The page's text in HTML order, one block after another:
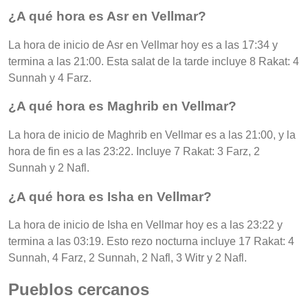
¿A qué hora es Asr en Vellmar?
La hora de inicio de Asr en Vellmar hoy es a las 17:34 y
termina a las 21:00. Esta salat de la tarde incluye 8 Rakat: 4
Sunnah y 4 Farz.
¿A qué hora es Maghrib en Vellmar?
La hora de inicio de Maghrib en Vellmar es a las 21:00, y la
hora de fin es a las 23:22. Incluye 7 Rakat: 3 Farz, 2
Sunnah y 2 Nafl.
¿A qué hora es Isha en Vellmar?
La hora de inicio de Isha en Vellmar hoy es a las 23:22 y
termina a las 03:19. Esto rezo nocturna incluye 17 Rakat: 4
Sunnah, 4 Farz, 2 Sunnah, 2 Nafl, 3 Witr y 2 Nafl.
Pueblos cercanos